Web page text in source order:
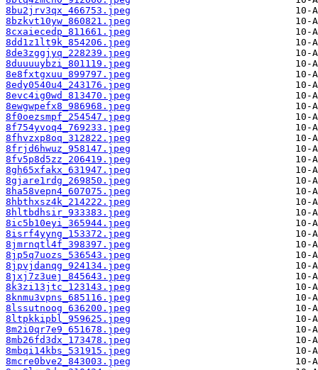
8bu2jrv3qx_466753.jpeg
8bzkvt10yw_860821.jpeg
8cxaiecedp_811661.jpeg
8dd1z1lt9k_854206.jpeg
8de3zggjyq_228239.jpeg
8duuuuybzi_801119.jpeg
8e8fxtgxuu_899797.jpeg
8edy0540u4_243176.jpeg
8evc4ig0wd_813470.jpeg
8ewgwpefx8_986968.jpeg
8f0oezsmpf_254547.jpeg
8f754yvoq4_769233.jpeg
8fhvzxp8oq_312822.jpeg
8frjd6hwuz_958147.jpeg
8fv5p8d5zz_206419.jpeg
8gh65xfakx_631947.jpeg
8gjare1rdg_269850.jpeg
8ha58vepn4_607075.jpeg
8hbthxsz4k_214222.jpeg
8hltbdhsir_933383.jpeg
8ic5b10eyi_365944.jpeg
8isrf4yyng_153372.jpeg
8jmrnqtl4f_398397.jpeg
8jp5q7uozs_536543.jpeg
8jpvjdanqg_924134.jpeg
8jxj7z3uej_845643.jpeg
8k3zi13jtc_123143.jpeg
8knmu3vpns_685116.jpeg
8lssutnoog_636200.jpeg
8ltpkkipbl_959625.jpeg
8m2i0qr7e9_651678.jpeg
8mb26fd3dx_173478.jpeg
8mbqi14kbs_531915.jpeg
8mcre0bve2_843003.jpeg